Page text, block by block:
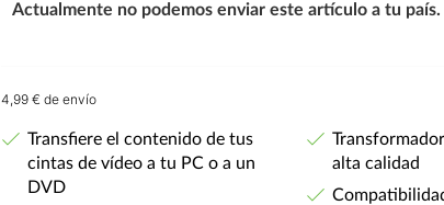
Actualmente no podemos enviar este artículo a tu país.
4,99 € de envío
Transfiere el contenido de tus
cintas de vídeo a tu PC o a un
DVD
alta calidad